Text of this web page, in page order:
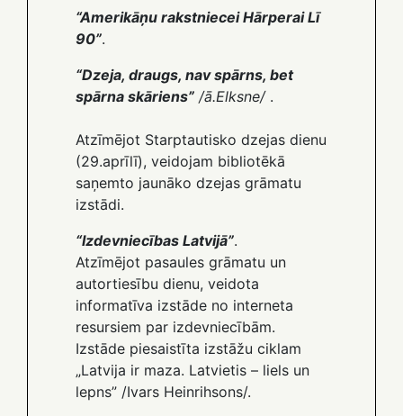
“Amerikāņu rakstniecei Hārperai Lī
90”.
“Dzeja, draugs, nav spārns, bet
spārna skāriens” /ā.Elksne/ .
Atzīmējot Starptautisko dzejas dienu
(29.aprīlī), veidojam bibliotēkā
saņemto jaunāko dzejas grāmatu
izstādi.
“Izdevniecības Latvijā”.
Atzīmējot pasaules grāmatu un
autortiesību dienu, veidota
informatīva izstāde no interneta
resursiem par izdevniecībām.
Izstāde piesaistīta izstāžu ciklam
„Latvija ir maza. Latvietis – liels un
lepns” /Ivars Heinrihsons/.